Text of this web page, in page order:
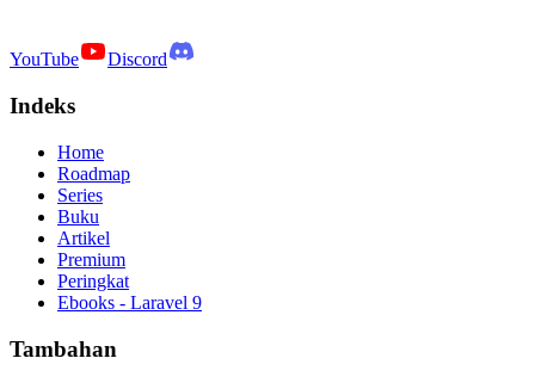
YouTube Discord
Indeks
Home
Roadmap
Series
Buku
Artikel
Premium
Peringkat
Ebooks - Laravel 9
Tambahan